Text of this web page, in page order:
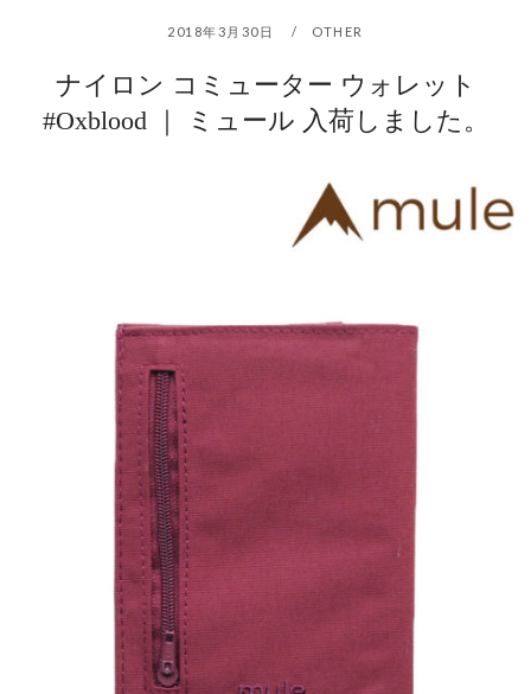
2018年3月30日 OTHER
ナイロン コミューター ウォレット
#Oxblood ｜ ミュール 入荷しました。